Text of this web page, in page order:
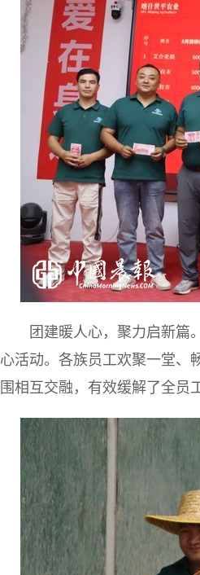
团建暖人心，聚力启新篇
心活动。各族员工欢聚一堂、
围相互交融，有效缓解了全员